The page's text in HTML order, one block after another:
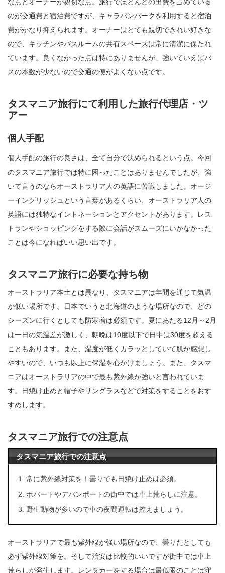
のが交通費と宿泊費ですが、キャラバンパークを利用すると宿泊
費がかなり抑えられます。オーナーはとても親切できれい好きな
ので、キッチンやバスルームの共有スペースは常に清潔に保たれ
ています。良くなかった点は特にありませんが、強いていえばバ
スの本数が少ないので交通の便がよくない点です。
タスマニア旅行にて利用した旅行代理店・ツ
アー
個人手配
個人手配の旅行の良さは、全て自分で決められるという点。今回
のタスマニア旅行では特に困ったことはありませんでしたが、強
いて言うのならオーストラリア人の英語に苦戦しました。オージ
ーイングリッシュという言葉があるくらい、オーストラリア人の
英語には独特なイントネーションとアクセントがあります。レス
トランやショッピングをする際に会話がスムーズにいかなかった
ことは今になればいい思い出です。
タスマニア旅行に必要な持ち物
オーストラリア本土とは異なり、タスマニアは年間を通じて気温
が低い場所です。日本でいうと北海道のような場所なので、どの
シーズンに行くとしても防寒着は必須です。夏にあたる12月～2月
は一日の気温差が激しく、朝晩は10度以下で日中は30度を超える
こともあります。また、湿度が低くカラッとしていて肌が感想し
やすいので、いつも以上に保湿を心かけましょう。また、タスマ
ニアはオーストラリアの中で最も紫外線が強いと言われていま
す。日焼け止めと帽子やサングラスなどで対策をすることをおす
すめします。
タスマニア旅行での注意点
タスマニア旅行での注意点
常に紫外線対策を！曇りでも日焼け止めは必須。
ホバートやデバンポートの街中では車上荒らしに注意。
野生動物が多いので車の夜間運転は控えましょう。
オーストラリアで最も紫外線が強い場所なので、曇りだとしても
必ず紫外線対策を。そして治安は比較的いいですが街中では車上
荒らしが発生します。レンタカーをする場合は最低限のことは守